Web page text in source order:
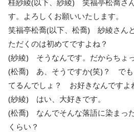
す。よろしくお願いいたします。
笑福亭松喬(以下、松喬) 紗綾さん
ただくのは初めてですよね？
(紗綾) そうなんです。だからちょっ
(松喬) あ、そうですか(笑)？ でも
てるんでしょ？ お好きなんですよ
(紗綾) はい、大好きです。
(松喬) なんでそんな落語に染まっ
くらい？